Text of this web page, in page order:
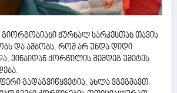
ჟურნალ სარკესთან თავის
და ამბობს, რომ არ უნდა დიდი
ვინაიდან ქორწილის შემდეგ უმეტეს
გადაგვიწყვეტია, ახლა ვგეგმავთ.